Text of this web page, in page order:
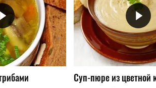
Суп-пюре из цветной